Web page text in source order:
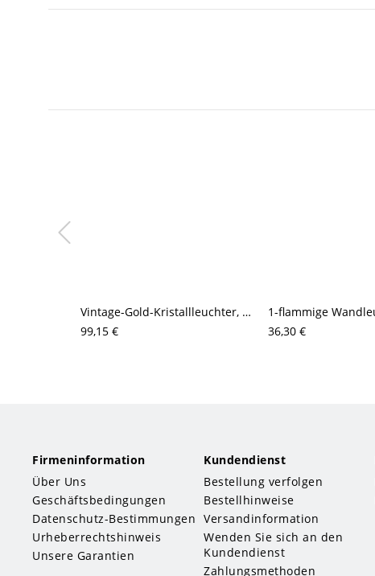
Vintage-Gold-Kristallleuchter, antike Messing-Pendelleuchte mit floralem Rankenwerk
99,15 €
36,30 €
Firmeninformation
Über Uns
Geschäftsbedingungen
Datenschutz-Bestimmungen
Urheberrechtshinweis
Unsere Garantien
Kundendienst
Bestellung verfolgen
Bestellhinweise
Versandinformation
Wenden Sie sich an den
Kundendienst
Zahlungsmethoden